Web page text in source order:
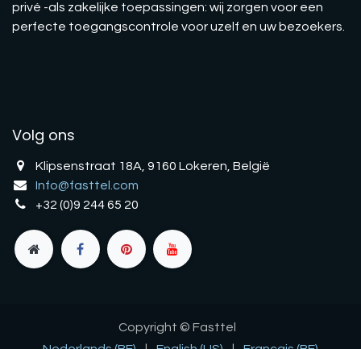
privé -als zakelijke toepassingen: wij zorgen voor een
perfecte toegangscontrole voor uzelf en uw bezoekers.
Volg ons
Klipsenstraat 18A, 9160 Lokeren, België
Info@fasttel.com
+32 (0)9 244 65 20
Copyright © Fasttel